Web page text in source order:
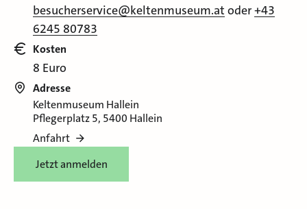
besucherservice@keltenmuseum.at oder+43
6245 80783
Kosten
8 Euro
Adresse
Keltenmuseum Hallein
Pflegerplatz 5, 5400 Hallein
Anfahrt
Jetzt anmelden